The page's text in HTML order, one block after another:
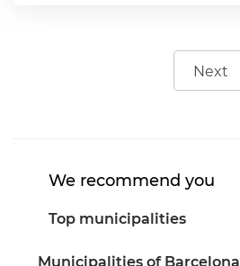
Next
We recommend you
Top municipalities
Municipalities of Barcelona